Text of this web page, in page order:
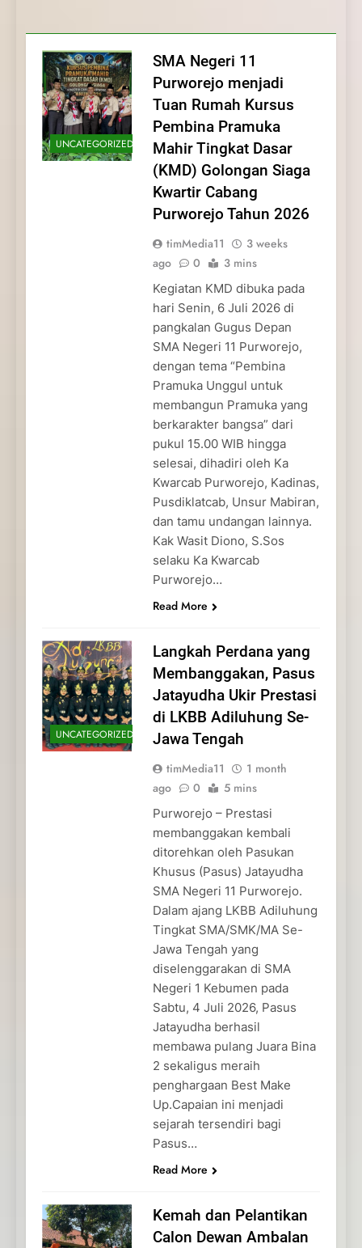
dan Pengabdian Generasi
Pramuka
Pramuka
Kepedulian
UNCATEGORIZED
SMA Negeri 11
Purworejo menjadi
Tuan Rumah Kursus
Pembina Pramuka
Mahir Tingkat Dasar
(KMD) Golongan Siaga
Kwartir Cabang
Purworejo Tahun 2026
timMedia11
3 weeks
ago
0 3 mins
Kegiatan KMD dibuka pada
hari Senin, 6 Juli 2026 di
pangkalan Gugus Depan
SMA Negeri 11 Purworejo,
dengan tema “Pembina
Pramuka Unggul untuk
membangun Pramuka yang
berkarakter bangsa” dari
pukul 15.00 WIB hingga
selesai, dihadiri oleh Ka
Kwarcab Purworejo, Kadinas,
Pusdiklatcab, Unsur Mabiran,
dan tamu undangan lainnya.
Kak Wasit Diono, S.Sos
selaku Ka Kwarcab
Purworejo…
Read More
UNCATEGORIZED
Langkah Perdana yang
Membanggakan, Pasus
Jatayudha Ukir Prestasi
di LKBB Adiluhung Se-
Jawa Tengah
timMedia11
1 month
ago
0 5 mins
Purworejo – Prestasi
membanggakan kembali
ditorehkan oleh Pasukan
Khusus (Pasus) Jatayudha
SMA Negeri 11 Purworejo.
Dalam ajang LKBB Adiluhung
Tingkat SMA/SMK/MA Se-
Jawa Tengah yang
diselenggarakan di SMA
Negeri 1 Kebumen pada
Sabtu, 4 Juli 2026, Pasus
Jatayudha berhasil
membawa pulang Juara Bina
2 sekaligus meraih
penghargaan Best Make
Up.Capaian ini menjadi
sejarah tersendiri bagi
Pasus…
Read More
Kemah dan Pelantikan
Calon Dewan Ambalan